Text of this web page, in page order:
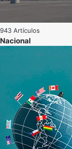
943 Artículos
Nacional